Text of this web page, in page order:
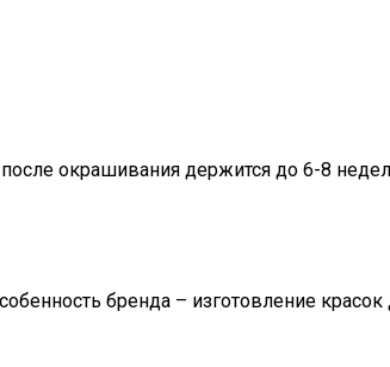
окрашивания держится до 6-8
бренда – изготовление